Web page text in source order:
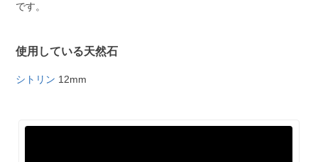
です。
使用している天然石
シトリン 12mm